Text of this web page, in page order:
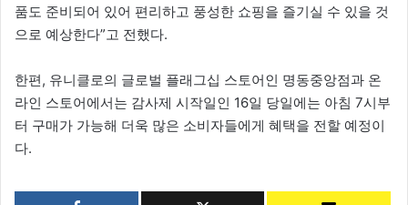
품도 준비되어 있어 편리하고 풍성한 쇼핑을 즐기실 수 있을 것
으로 예상한다”고 전했다.
한편, 유니클로의 글로벌 플래그십 스토어인 명동중앙점과 온
라인 스토어에서는 감사제 시작일인 16일 당일에는 아침 7시부
터 구매가 가능해 더욱 많은 소비자들에게 혜택을 전할 예정이
다.